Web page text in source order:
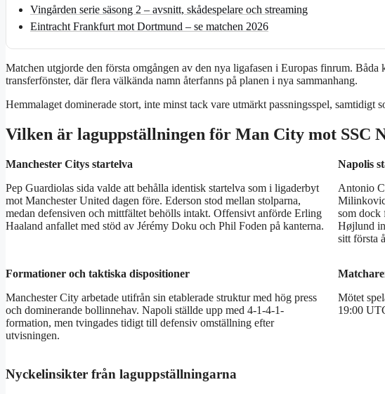
Vingården serie säsong 2 – avsnitt, skådespelare och streaming
Eintracht Frankfurt mot Dortmund – se matchen 2026
Matchen utgjorde den första omgången av den nya ligafasen i Europas finrum.
transferfönster, där flera välkända namn återfanns på planen i nya sammanhang.
Hemmalaget dominerade stort, inte minst tack vare utmärkt passningsspel,
Vilken är laguppställningen för Man City mot SSC
Manchester Citys startelva
Pep Guardiolas sida valde att behålla identisk startelva som i ligaderbyt
mot Manchester United dagen före. Ederson stod mellan stolparna,
medan defensiven och mittfältet behölls intakt. Offensivt anförde Erling
Haaland anfallet med stöd av Jérémy Doku och Phil Foden på kanterna.
Napolis
Antonio
som dock
Højlund
sitt första
Formationer och taktiska dispositioner
Manchester City arbetade utifrån sin etablerade struktur med hög press
och dominerande bollinnehav. Napoli ställde upp med 4-1-4-1-
formation, men tvingades tidigt till defensiv omställning efter
utvisningen.
Mötet
19:00
Nyckelinsikter från laguppställningarna